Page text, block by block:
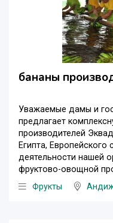
бананы
Уважаемые дамы и
предлагает
производителей
Египта,
деятельности нашей
фруктово-овощной
Фрукты